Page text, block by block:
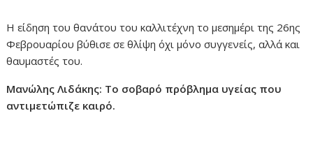
Η είδηση του θανάτου του καλλιτέχνη το μεσημέρι της 26ης
Φεβρουαρίου βύθισε σε θλίψη όχι μόνο συγγενείς, αλλά και
θαυμαστές του.
Μανώλης Λιδάκης: Το σοβαρό πρόβλημα υγείας που
αντιμετώπιζε καιρό.